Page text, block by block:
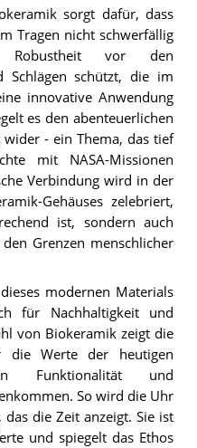
sorgt dafür, dass
Tragen nicht schwerfällig
vor den
Schlägen schützt, die im
innovative Anwendung
es den abenteuerlichen
- ein Thema, das tief
mit NASA-Missionen
Verbindung wird in der
Gehäuses zelebriert,
ist, sondern auch
Grenzen menschlicher
modernen Materials
für Nachhaltigkeit und
von Biokeramik zeigt die
die Werte der heutigen
Funktionalität und
So wird die Uhr
die Zeit anzeigt. Sie ist
und spiegelt das Ethos